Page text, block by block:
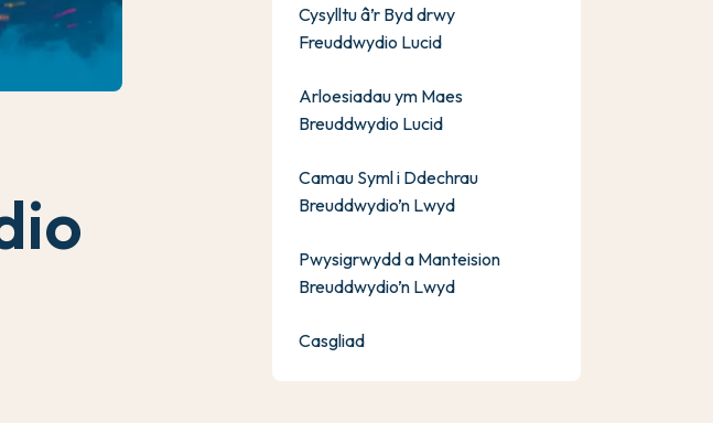
Cysylltu â’r Byd drwy
Freuddwydio Lucid
Arloesiadau ym Maes
Breuddwydio Lucid
Camau Syml i Ddechrau
Breuddwydio’n Lwyd
Pwysigrwydd a Manteision
Breuddwydio’n Lwyd
Casgliad